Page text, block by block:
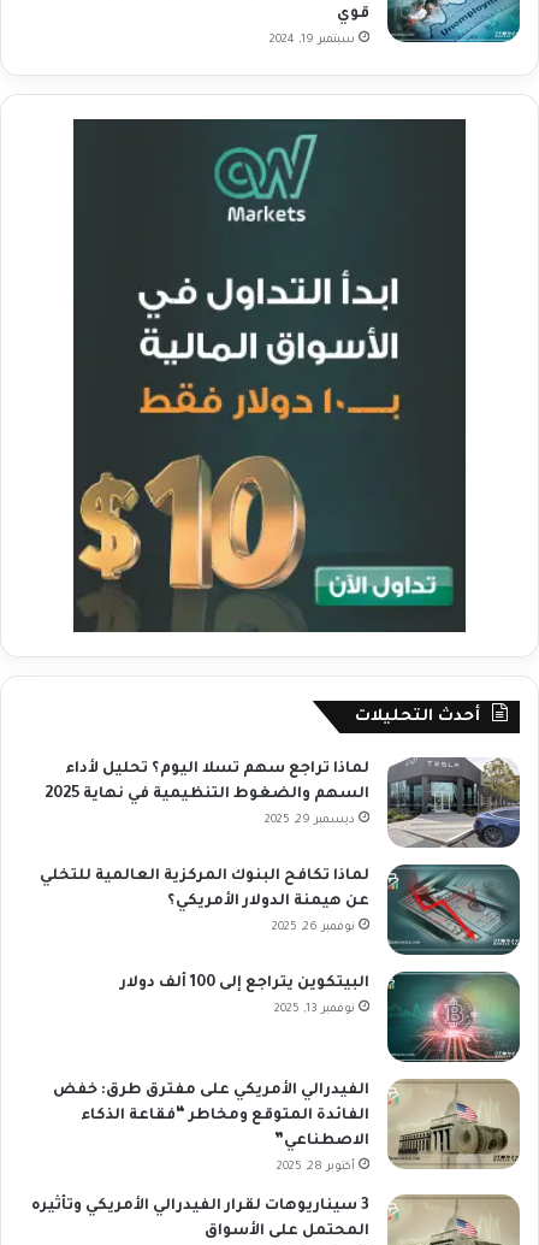
قوي
سبتمبر 19, 2024
أحدث التحليلات
لماذا تراجع سهم تسلا اليوم؟ تحليل لأداء
السهم والضغوط التنظيمية في نهاية 2025
ديسمبر 29, 2025
لماذا تكافح البنوك المركزية العالمية للتخلي
عن هيمنة الدولار الأمريكي؟
نوفمبر 26, 2025
البيتكوين يتراجع إلى 100 ألف دولار
نوفمبر 13, 2025
الفيدرالي الأمريكي على مفترق طرق: خفض
الفائدة المتوقع ومخاطر “فقاعة الذكاء
الاصطناعي”
أكتوبر 28, 2025
3 سيناريوهات لقرار الفيدرالي الأمريكي وتأثيره
المحتمل على الأسواق